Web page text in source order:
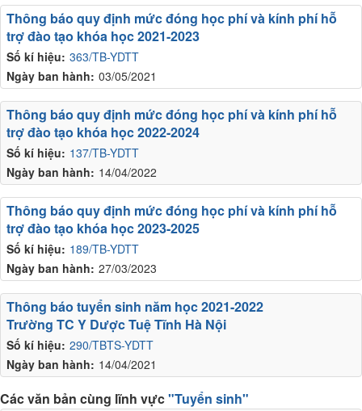
Số kí hiệu: 363/TB-YDTT
Ngày ban hành: 03/05/2021
Thông báo quy định mức đóng học phí và kính phí hỗ
trợ đào tạo khóa học 2021-2023
Số kí hiệu: 137/TB-YDTT
Ngày ban hành: 14/04/2022
Thông báo quy định mức đóng học phí và kính phí hỗ
trợ đào tạo khóa học 2022-2024
Số kí hiệu: 189/TB-YDTT
Ngày ban hành: 27/03/2023
Thông báo quy định mức đóng học phí và kính phí hỗ
trợ đào tạo khóa học 2023-2025
Số kí hiệu: 290/TBTS-YDTT
Ngày ban hành: 14/04/2021
Thông báo tuyển sinh năm học 2021-2022
Trường TC Y Dược Tuệ Tĩnh Hà Nội
Các văn bản cùng lĩnh vực"Tuyển sinh"